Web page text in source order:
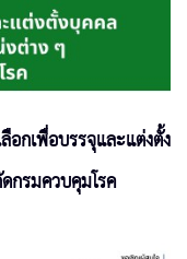
อกเพื่อบรรจุและแต่งตั้ง
กรมควบคุมโรค